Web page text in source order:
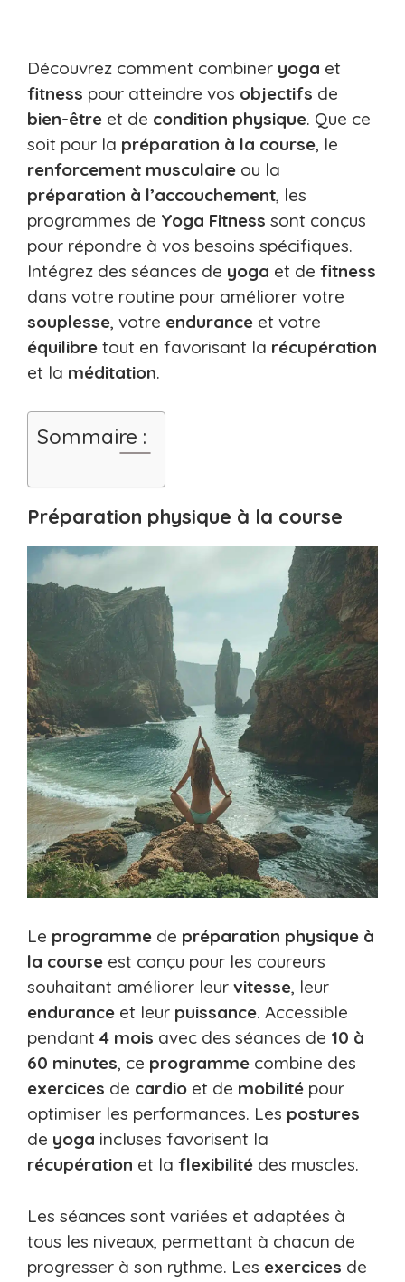
Découvrez comment combiner yoga et
fitness pour atteindre vos objectifs de
bien-être et de condition physique. Que ce
soit pour la préparation à la course, le
renforcement musculaire ou la
préparation à l’accouchement, les
programmes de Yoga Fitness sont conçus
pour répondre à vos besoins spécifiques.
Intégrez des séances de yoga et de fitness
dans votre routine pour améliorer votre
souplesse, votre endurance et votre
équilibre tout en favorisant la récupération
et la méditation.
Sommaire :
Préparation physique à la course
Le programme de préparation physique à
la course est conçu pour les coureurs
souhaitant améliorer leur vitesse, leur
endurance et leur puissance. Accessible
pendant 4 mois avec des séances de 10 à
60 minutes, ce programme combine des
exercices de cardio et de mobilité pour
optimiser les performances. Les postures
de yoga incluses favorisent la
récupération et la flexibilité des muscles.
Les séances sont variées et adaptées à
tous les niveaux, permettant à chacun de
progresser à son rythme. Les exercices de